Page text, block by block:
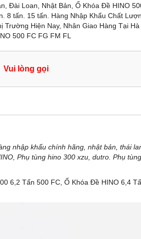
Đài Loan, Nhật Bản, Ổ Khóa Đề HINO
8 tấn. 15 tấn. Hàng Nhập Khẩu Chất
Trường Hiện Nay, Nhân Giao Hàng Tại
500 FC FG FM FL
Vui lòng gọi
nhập khẩu chính hãng, nhật bản, thái
Phụ tùng hino 300 xzu, dutro. Phụ
6,2 Tấn 500 FC, Ổ Khóa Đề HINO 6,4